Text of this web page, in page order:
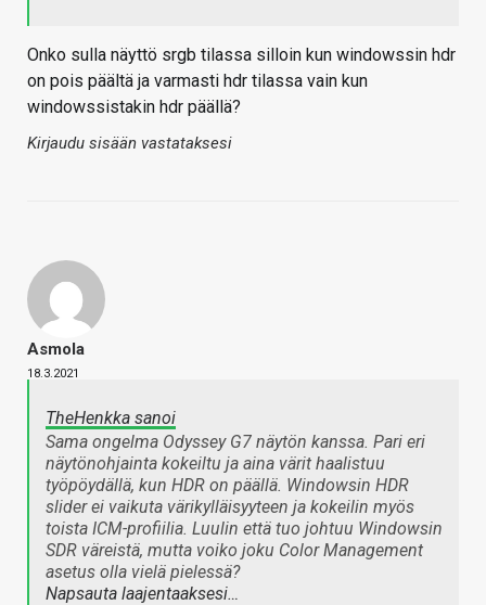
Onko sulla näyttö srgb tilassa silloin kun windowssin hdr
on pois päältä ja varmasti hdr tilassa vain kun
windowssistakin hdr päällä?
Kirjaudu sisään vastataksesi
Asmola
18.3.2021
TheHenkka sanoi
Sama ongelma Odyssey G7 näytön kanssa. Pari eri
näytönohjainta kokeiltu ja aina värit haalistuu
työpöydällä, kun HDR on päällä. Windowsin HDR
slider ei vaikuta värikylläisyyteen ja kokeilin myös
toista ICM-profiilia. Luulin että tuo johtuu Windowsin
SDR väreistä, mutta voiko joku Color Management
asetus olla vielä pielessä?
Napsauta laajentaaksesi…